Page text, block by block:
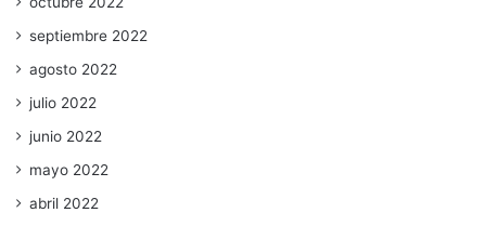
septiembre 2022
agosto 2022
julio 2022
junio 2022
mayo 2022
abril 2022